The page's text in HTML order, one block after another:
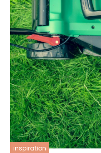
inspiration